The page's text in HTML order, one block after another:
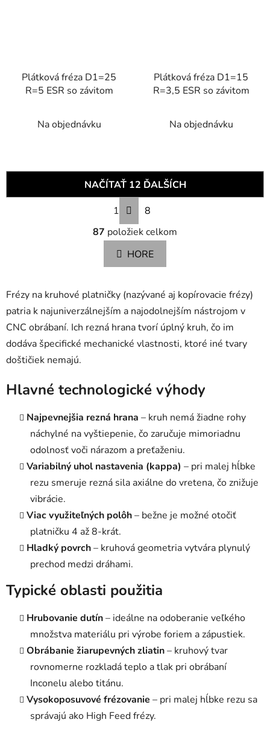
Plátková fréza D1=25
R=5 ESR so závitom
Na objednávku
Plátková fréza D1=15
R=3,5 ESR so závitom
Na objednávku
O
v
l
á
a
i
e
p
k
y
ý
p
i
s
u
NAČÍTAŤ 12 ĎALŠÍCH
S
r
á
n
k
o
a
n
i
e
1
8
87 položiek celkom
HORE
Frézy na kruhové platničky (nazývané aj kopírovacie frézy)
patria k najuniverzálnejším a najodolnejším nástrojom v
CNC obrábaní. Ich rezná hrana tvorí úplný kruh, čo im
dodáva špecifické mechanické vlastnosti, ktoré iné tvary
doštičiek nemajú.
Hlavné technologické výhody
Najpevnejšia rezná hrana – kruh nemá žiadne rohy
náchylné na vyštiepenie, čo zaručuje mimoriadnu
odolnosť voči nárazom a preťaženiu.
Variabilný uhol nastavenia (kappa) – pri malej hĺbke
rezu smeruje rezná sila axiálne do vretena, čo znižuje
vibrácie.
Viac využiteľných polôh– bežne je možné otočiť
platničku 4 až 8-krát.
Hladký povrch– kruhová geometria vytvára plynulý
prechod medzi dráhami.
Typické oblasti použitia
Hrubovanie dutín– ideálne na odoberanie veľkého
množstva materiálu pri výrobe foriem a zápustiek.
Obrábanie žiarupevných zliatin– kruhový tvar
rovnomerne rozkladá teplo a tlak pri obrábaní
Inconelu alebo titánu.
Vysokoposuvové frézovanie – pri malej hĺbke rezu sa
správajú ako High Feed frézy.